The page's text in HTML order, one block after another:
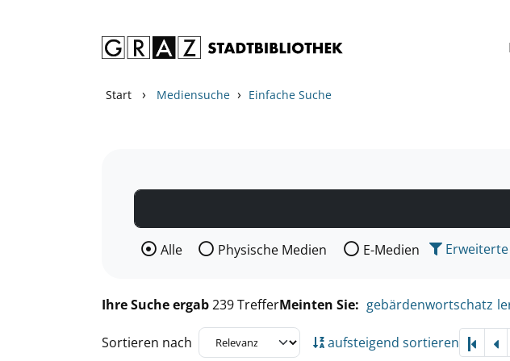
Start › Mediensuche › Einfache Suche
Wählen Sie die Medienart nach der Sie suchen wollen.
Alle Physische Medien E-Medien
Ihre Suche ergab239 TrefferMeinten Sie: gebärdenwortschatz
Sortieren nach aufsteigend sortieren